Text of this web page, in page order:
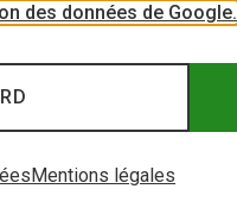
des données de Google.
Mentions légales